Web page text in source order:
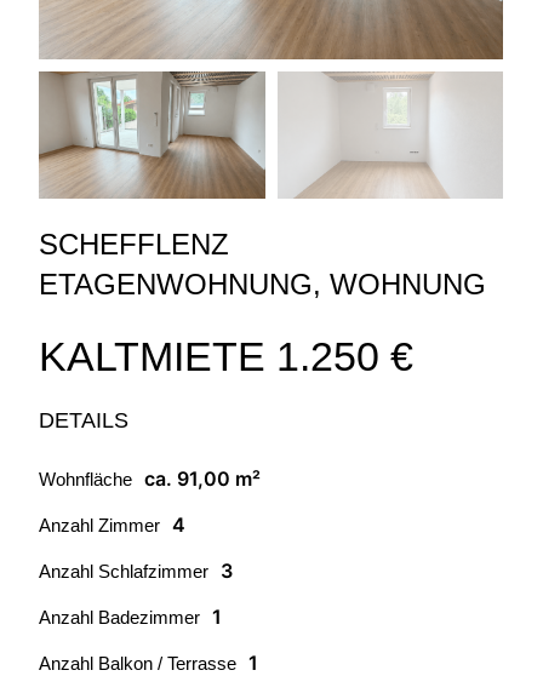
SCHEFFLENZ
ETAGENWOHNUNG,WOHNUNG
KALTMIETE 1.250 €
DETAILS
Wohnfläche ca. 91,00 m²
Anzahl Zimmer 4
Anzahl Schlafzimmer 3
Anzahl Badezimmer 1
Anzahl Balkon / Terrasse 1